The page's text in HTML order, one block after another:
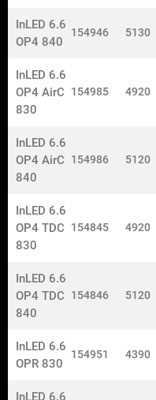
InLED 6.6
OP4 840
154946 5130
InLED 6.6
OP4 AirC
830
154985 4920
InLED 6.6
OP4 AirC
840
154986 5120
InLED 6.6
OP4 TDC
830
154845 4920
InLED 6.6
OP4 TDC
840
154846 5120
InLED 6.6
OPR 830
154951 4390
InLED 6.6
© 2024
Få senaste
vår